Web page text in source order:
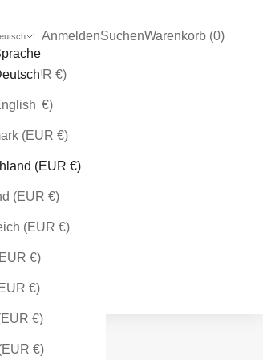
(EUR €)
(EUR €)
(EUR €)
(EUR €)
(EUR €)
(EUR €)
€)
€)
€)
€)
Kundenkontoseite öffnen
AnmeldenSuche öffnen
SuchenWarenkorb öffnen
Warenkorb (0)